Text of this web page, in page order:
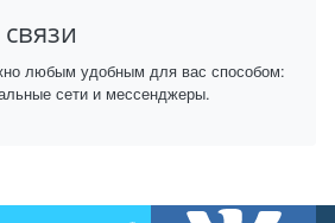
любым удобным для вас способом:
сети и мессенджеры.